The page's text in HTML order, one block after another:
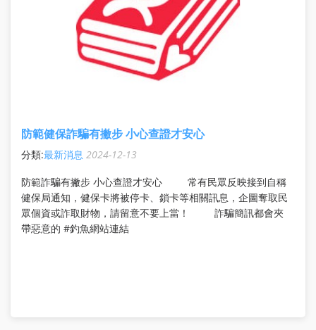
防範健保詐騙有撇步 小心查證才安心
分類:最新消息 2024-12-13
防範詐騙有撇步 小心查證才安心 常有民眾反映接到自稱
健保局通知，健保卡將被停卡、鎖卡等相關訊息，企圖奪取民
眾個資或詐取財物，請留意不要上當！ 詐騙簡訊都會夾
帶惡意的 #釣魚網站連結